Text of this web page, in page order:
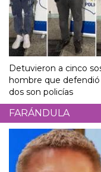
Detuvieron a cinco
hombre que defendió
dos son policías
FARÁNDULA